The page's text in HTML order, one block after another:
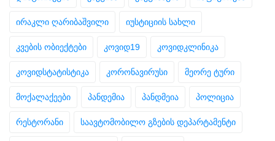
ირაკლი ღარიბაშვილი იუსტიციის სახლი
კვების ობიექტები კოვიდ19 კოვიდკლინიკა
კოვიდსტატისტიკა კორონავირუსი მეორე ტური
მოქალაქეები პანდემია პანდმეია პოლიცია
რესტორანი საავტომობილო გზების დეპარტამენტი